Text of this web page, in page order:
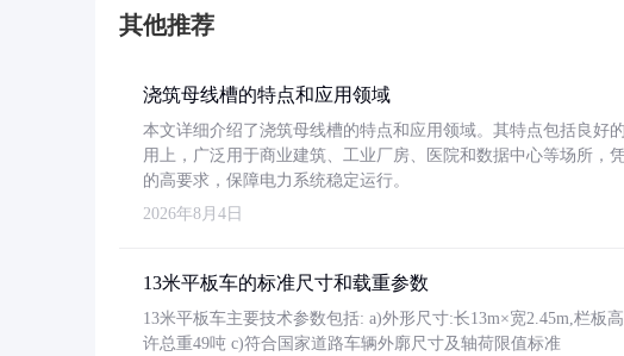
其他推荐
浇筑母线槽的特点和应用领域
本文详细介绍了浇筑母线槽的特点和应用领域。其特点包括良好
用上，广泛用于商业建筑、工业厂房、医院和数据中心等场所，
的高要求，保障电力系统稳定运行。
2026年8月4日
13米平板车的标准尺寸和载重参数
13米平板车主要技术参数包括: a)外形尺寸:长13m×宽2.45m,栏板
许总重49吨 c)符合国家道路车辆外廓尺寸及轴荷限值标准